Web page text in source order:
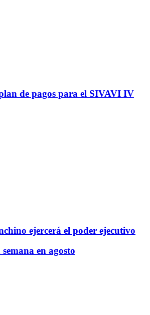
de pagos para el SIVAVI IV
ejercerá el poder ejecutivo
en agosto